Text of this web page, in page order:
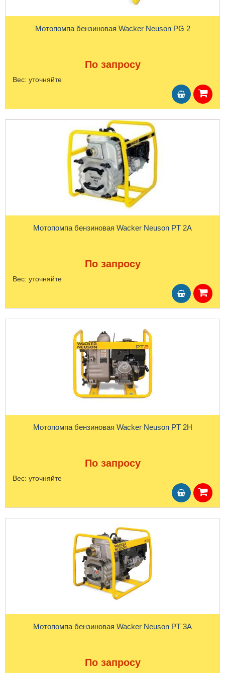
Мотопомпа бензиновая Wacker Neuson PG 2
По запросу
Вес: уточняйте
Мотопомпа бензиновая Wacker Neuson PT 2A
По запросу
Вес: уточняйте
Мотопомпа бензиновая Wacker Neuson PT 2H
По запросу
Вес: уточняйте
Мотопомпа бензиновая Wacker Neuson PT 3А
По запросу